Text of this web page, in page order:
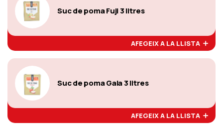
Suc de poma Fuji 3 litres
AFEGEIX A LA LLISTA
Suc de poma Gala 3 litres
AFEGEIX A LA LLISTA